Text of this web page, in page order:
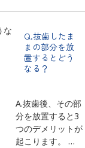
Q.抜歯したま
まの部分を放
置するとどう
なる？
A.抜歯後、その部
分を放置すると3
つのデメリットが
起こります。 …